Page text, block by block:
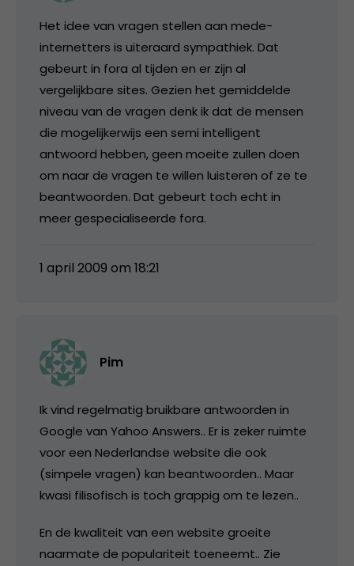
Het idee van vragen stellen aan mede-
internetters is uiteraard sympathiek. Dat
gebeurt in fora al tijden en er zijn al
vergelijkbare sites. Gezien het gemiddelde
niveau van de vragen denk ik dat de mensen
die mogelijkerwijs een semi intelligent
antwoord hebben, geen moeite zullen doen
om naar de vragen te willen luisteren of ze te
beantwoorden. Dat gebeurt toch echt in
meer gespecialiseerde fora.
1 april 2009 om 18:21
Pim
Ik vind regelmatig bruikbare antwoorden in
Google van Yahoo Answers.. Er is zeker ruimte
voor een Nederlandse website die ook
(simpele vragen) kan beantwoorden.. Maar
kwasi filisofisch is toch grappig om te lezen..
En de kwaliteit van een website groeite
naarmate de populariteit toeneemt.. Zie